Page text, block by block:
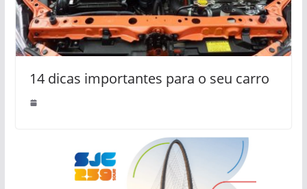
14 dicas importantes para o seu carro